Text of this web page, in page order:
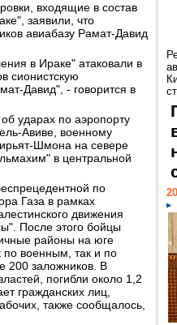
входящие в состав
заявили, что
авиабазу Рамат-Давид
в Ираке" атаковали в
сионистскую
Давид", - говорится в
ударах по аэропорту
Авиве, военному
Шмона на севере
в центральной
по
Газа в рамках
движения
После этого бойцы
районы на юге
по военным, так и по
200 заложников. В
погибли около 1,2
гражданских лиц,
также сообщалось,